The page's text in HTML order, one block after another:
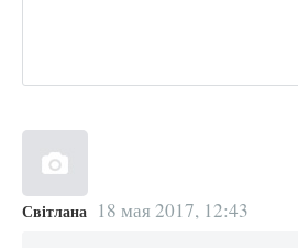
Світлана 18 мая 2017, 12:43